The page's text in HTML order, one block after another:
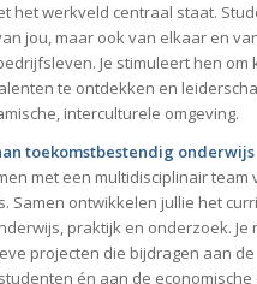
het werkveld centraal staat.
jou, maar ook van elkaar en
Je stimuleert hen om
te ontdekken en
interculturele omgeving.
toekomstbestendig onderwijs
met een multidisciplinair team
Samen ontwikkelen jullie het
praktijk en onderzoek. Je
projecten die bijdragen aan de
én aan de economische